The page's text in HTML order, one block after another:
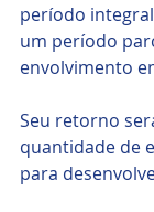
período
um período
envolvimento
Seu retorno
quantidade de
para